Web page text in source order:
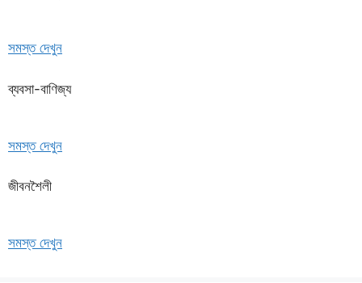
সমস্ত দেখুন
ব্যবসা-বাণিজ্য
সমস্ত দেখুন
জীবনশৈলী
সমস্ত দেখুন